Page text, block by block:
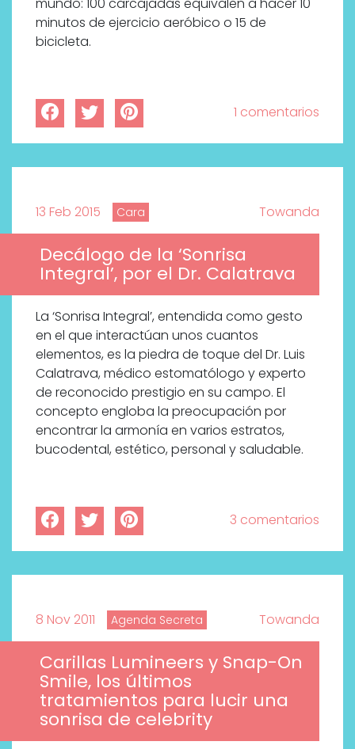
minutos de ejercicio aeróbico o 15 de
bicicleta.
1 comentarios
13 Feb 2015 Cara Towanda
Decálogo de la ‘Sonrisa
Integral’, por el Dr. Calatrava
La ‘Sonrisa Integral’, entendida como gesto
en el que interactúan unos cuantos
elementos, es la piedra de toque del Dr. Luis
Calatrava, médico estomatólogo y experto
de reconocido prestigio en su campo. El
concepto engloba la preocupación por
encontrar la armonía en varios estratos,
bucodental, estético, personal y saludable.
3 comentarios
8 Nov 2011 Agenda Secreta Towanda
Carillas Lumineers y Snap-On
Smile, los últimos
tratamientos para lucir una
sonrisa de celebrity